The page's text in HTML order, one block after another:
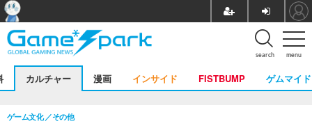
menu
search
カルチャー 漫画 インサイド FISTBUMP ゲムマイド
ゲーム文化 その他